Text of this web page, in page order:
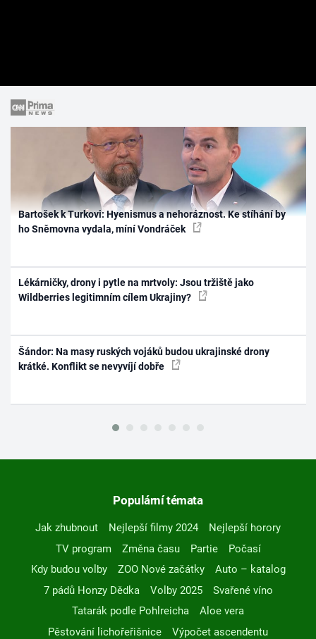
Bartošek k Turkovi: Hyenismus a nehoráznost. Ke stíhání by
ho Sněmovna vydala, míní Vondráček
Lékárničky, drony i pytle na mrtvoly: Jsou tržiště jako
Wildberries legitimním cílem Ukrajiny?
Šándor: Na masy ruských vojáků budou ukrajinské drony
krátké. Konflikt se nevyvíjí dobře
Populární témata
Jak zhubnout Nejlepší filmy 2024
Nejlepší horory
TV program
Změna času Partie
Počasí
Kdy budou volby
ZOO Nové začátky
Auto – katalog
7 pádů Honzy Dědka
Volby 2025
Svařené víno
Tatarák podle Pohlreicha
Aloe vera
Pěstování lichořeřišnice
Výpočet ascendentu